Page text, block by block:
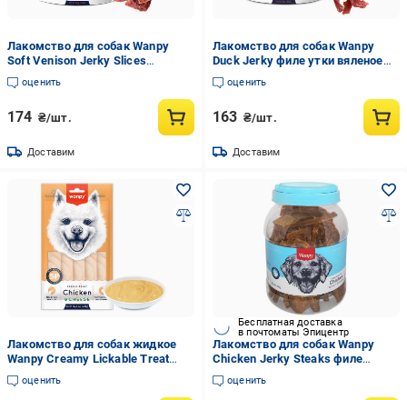
Лакомство для собак Wanpy
Soft Venison Jerky Slices
вяленая оленина с уткой слайсы
100 г (VA-01)
оценить
174 ₴/шт.
Доставим
Лакомство для собак Wanpy
Duck Jerky филе утки вяленое
(DA-01H)
оценить
163 ₴/шт.
Доставим
Лакомство для собак жидкое
Wanpy Creamy Lickable Treat
Chicken&Cheese курица/сыр
(RA-73)
оценить
Бесплатная доставка
в почтоматы Эпицентр
Лакомство для собак Wanpy
Chicken Jerky Steaks филе
куриное вяленое 0,908 кг (CA-
03H-Банка)
оценить